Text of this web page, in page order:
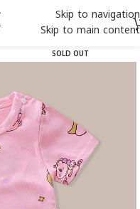
Skip to navigation
Skip to main content
SOLD OUT